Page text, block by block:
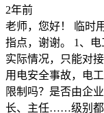
2年前
老师，您好！ 临时
指点，谢谢。 1、
实际情况，只能对
用电安全事故，电
限制吗？是否由企
长、主任……级别都